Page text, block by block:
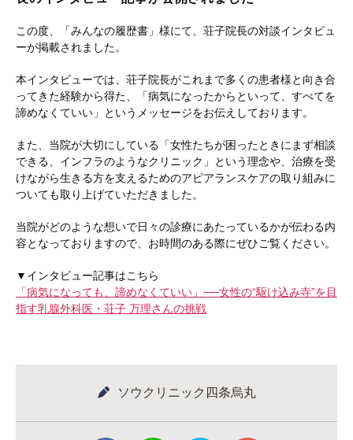
この度、「みんなの履歴書」様にて、荘子院長の対談インタビュ
ーが掲載されました。
本インタビューでは、荘子院長がこれまで多くの患者様と向き合
ってきた経験から得た、「病気になったからといって、すべてを
諦めなくていい」というメッセージをお伝えしております。
また、当院が大切にしている「女性たちが困ったときにまず相談
できる、インフラのようなクリニック」という理念や、治療を受
けながら生きる方を支えるためのアピアランスケアの取り組みに
ついても取り上げていただきました。
当院がどのような想いで日々の診療にあたっているかが伝わる内
容となっておりますので、お時間のある際にぜひご覧ください。
▼インタビュー記事はこちら
「病気になっても、諦めなくていい」──女性の“駆け込み寺”を目
指す乳腺外科医・荘子 万理さんの挑戦
ソウクリニック四条烏丸